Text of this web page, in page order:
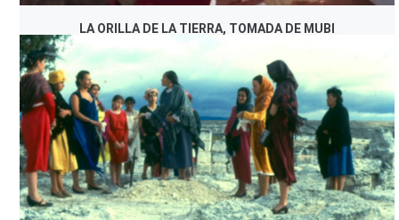
LA ORILLA DE LA TIERRA, TOMADA DE MUBI